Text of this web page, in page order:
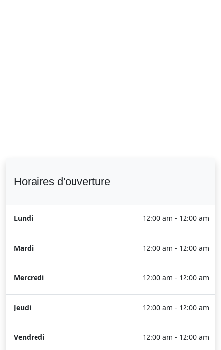
Horaires d'ouverture
Lundi 12:00 am - 12:00 am
Mardi 12:00 am - 12:00 am
Mercredi 12:00 am - 12:00 am
Jeudi 12:00 am - 12:00 am
Vendredi 12:00 am - 12:00 am